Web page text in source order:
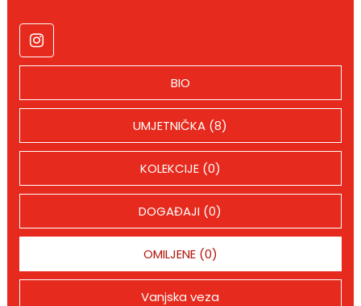
BIO
UMJETNIČKA (8)
KOLEKCIJE (0)
DOGAĐAJI (0)
OMILJENE (0)
Vanjska veza